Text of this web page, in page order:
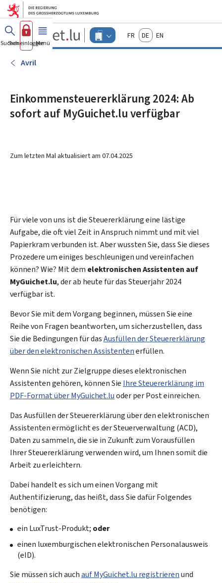
Zum Hauptmenü
Zum Inhalt
Guichet.lu
Changer
d'espace
FrançaisDeutschEnglish
Suchen
Sich einloggen
Menü Haupt-
Avril
Einkommensteuererklärung 2024: Ab
sofort auf MyGuichet.lu verfügbar
Zum letzten Mal aktualisiert am 07.04.2025
Für viele von uns ist die Steuererklärung eine lästige
Aufgabe, die oft viel Zeit in Anspruch nimmt und mit viel
Papierkram verbunden ist. Aber wussten Sie, dass Sie dieses
Prozedere um einiges beschleunigen und vereinfachen
können? Wie? Mit dem elektronischen Assistenten auf
MyGuichet.lu, der ab heute für das Steuerjahr 2024
verfügbar ist.
Bevor Sie mit dem Vorgang beginnen, müssen Sie eine
Reihe von Fragen beantworten, um sicherzustellen, dass
Sie die Bedingungen für dasAusfüllen der Steuererklärung
über den elektronischen Assistentenerfüllen.
Wenn Sie nicht zur Zielgruppe dieses elektronischen
Assistenten gehören, können Sie Ihre Steuererklärung im
PDF-Format überMyGuichet.luoder per Post einreichen.
Das Ausfüllen der Steuererklärung über den elektronischen
Assistenten ermöglicht es der Steuerverwaltung (ACD),
Daten zu sammeln, die sie in Zukunft zum Vorausfüllen
Ihrer Steuererklärung verwenden wird, um Ihnen somit die
Arbeit zu erleichtern.
Dabei handelt es sich um einen Vorgang mit
Authentifizierung, das heißt, dass Sie dafür Folgendes
benötigen:
ein LuxTrust-Produkt; oder
einen luxemburgischen elektronischen Personalausweis
(eID).
Sie müssen sich auchaufMyGuichet.lu registrierenund